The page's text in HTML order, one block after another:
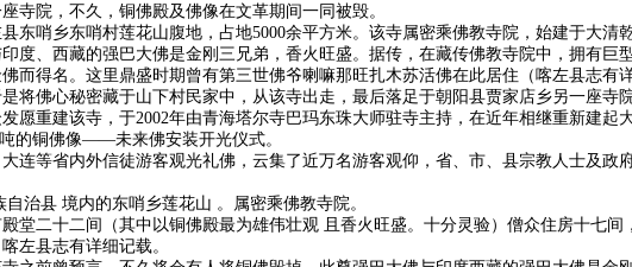
寺院，不久，铜佛殿及佛像在文革期间一同被毁。
哨乡东哨村莲花山腹地，占地5000余平方米。该寺属密乘佛教寺院，始建于大清
度、西藏的强巴大佛是金刚三兄弟，香火旺盛。据传，在藏传佛教寺院中，拥有巨
得名。这里鼎盛时期曾有第三世佛爷喇嘛那旺扎木苏活佛在此居住（喀左县志有
将佛心秘密藏于山下村民家中，从该寺出走，最后落足于朝阳县贾家店乡另一座寺
愿重建该寺，于2002年由青海塔尔寺巴玛东珠大师驻寺主持，在近年相继重新建起
的铜佛像——未来佛安装开光仪式。
连等省内外信徒游客观光礼佛，云集了近万名游客观仰，省、市、县宗教人士及
自治县 境内的东哨乡莲花山 。属密乘佛教寺院。
堂二十二间（其中以铜佛殿最为雄伟壮观 且香火旺盛。十分灵验）僧众住房十七间
左县志有详细记载。